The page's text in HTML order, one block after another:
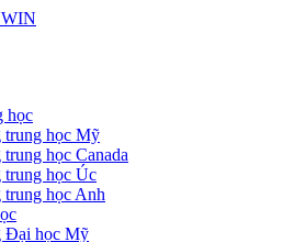
học
trung học Mỹ
học Canada
trung học Úc
trung học Anh
Đại học Mỹ